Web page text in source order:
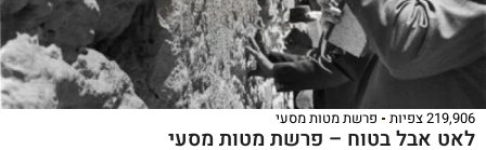
219,906 צפיות פרשת מטות מסעי
לאט אבל בטוח – פרשת מטות מסעי